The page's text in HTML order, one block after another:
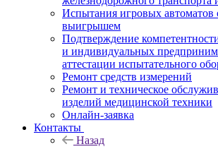
Испытания игровых
выигрышем
Подтверждение
и индивидуальных
аттестации испытательного
Ремонт средств измерений
Ремонт и техническое
изделий медицинской техники
Онлайн-заявка
Контакты
Назад